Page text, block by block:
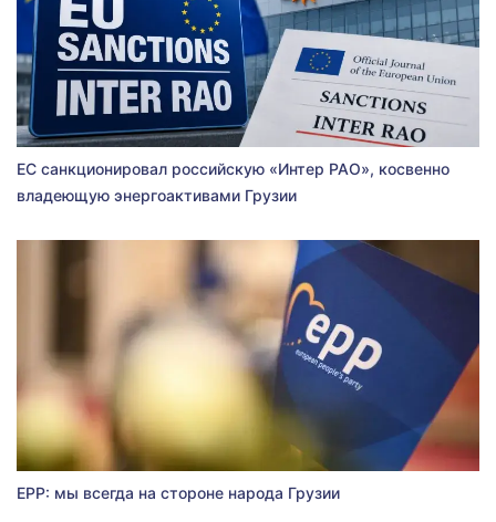
ЕС санкционировал российскую «Интер РАО», косвенно
владеющую энергоактивами Грузии
EPP: мы всегда на стороне народа Грузии